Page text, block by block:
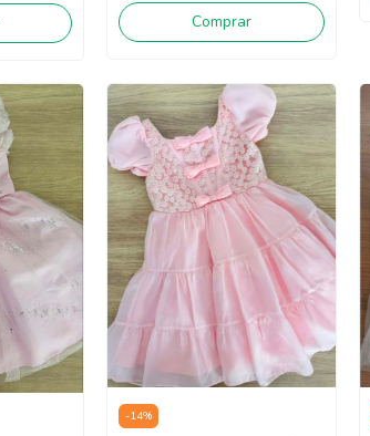
Comprar
-14%